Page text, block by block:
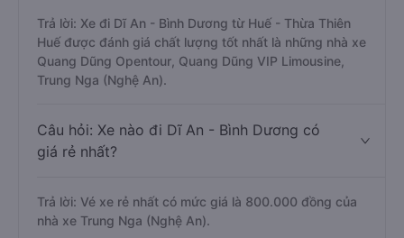
Trả lời: Xe đi Dĩ An - Bình Dương từ Huế - Thừa Thiên
Huế được đánh giá chất lượng tốt nhất là những nhà xe
Quang Dũng Opentour, Quang Dũng VIP Limousine,
Trung Nga (Nghệ An).
Câu hỏi: Xe nào đi Dĩ An - Bình Dương có
giá rẻ nhất?
Trả lời: Vé xe rẻ nhất có mức giá là 800.000 đồng của
nhà xe Trung Nga (Nghệ An).